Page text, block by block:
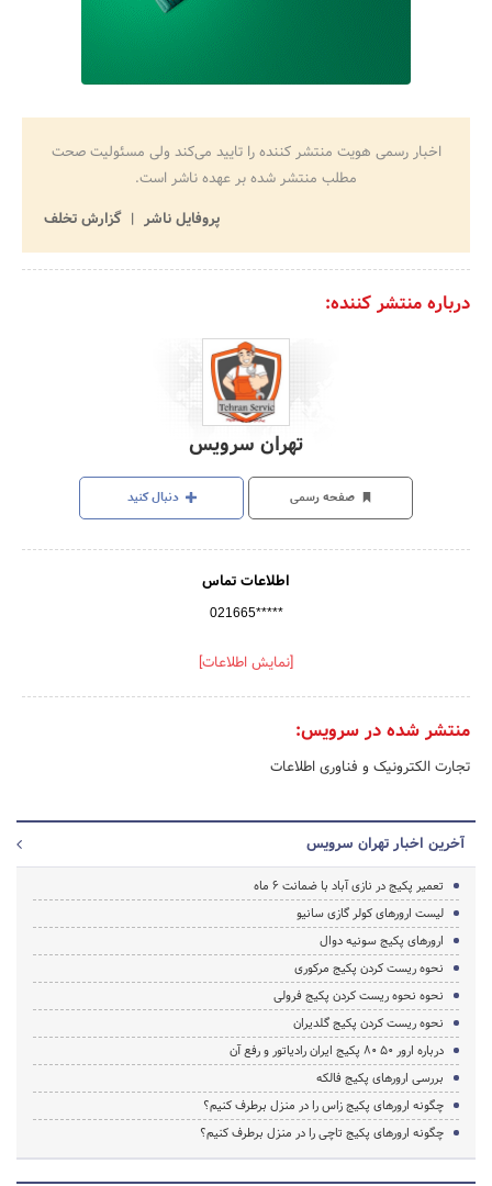
اخبار رسمی هویت منتشر کننده را تایید می‌کند ولی مسئولیت صحت
مطلب منتشر شده بر عهده ناشر است.
پروفایل ناشر
گزارش تخلف
درباره منتشر کننده:
تهران سرویس
صفحه رسمی دنبال کنید
اطلاعات تماس
021665*****
[نمایش اطلاعات]
منتشر شده در سرویس:
تجارت الکترونیک و فناوری اطلاعات
آخرین اخبار تهران سرویس
تعمیر پکیج در نازی آباد با ضمانت 6 ماه
لیست ارورهای کولر گازی سانیو
ارورهای پکیج سونیه دوال
نحوه ریست کردن پکیج مرکوری
نحوه نحوه ریست کردن پکیج فرولی
نحوه ریست کردن پکیج گلدیران
درباره ارور ۵۰ ۸۰ پکیج ایران رادیاتور و رفع آن
بررسی ارورهای پکیج فالکه
چگونه ارورهای پکیج زاس را در منزل برطرف کنیم؟
چگونه ارورهای پکیج تاچی را در منزل برطرف کنیم؟